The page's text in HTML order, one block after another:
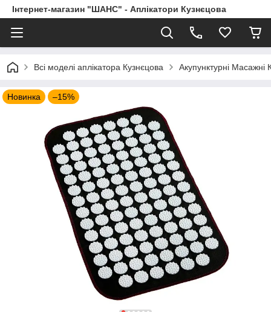
Інтернет-магазин "ШАНС" - Аплікатори Кузнєцова
Всі моделі аплікатора Кузнєцова Акупунктурні Масажні
Новинка –15%